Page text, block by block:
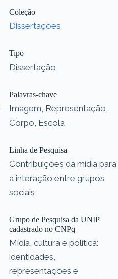
Coleção
Dissertações
Tipo
Dissertação
Palavras-chave
Imagem, Representação,
Corpo, Escola
Linha de Pesquisa
Contribuições da mídia para
a interação entre grupos
sociais
Grupo de Pesquisa da UNIP
cadastrado no CNPq
Mídia, cultura e política:
identidades,
representações e